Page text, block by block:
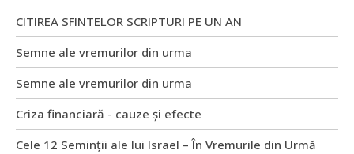
CITIREA SFINTELOR SCRIPTURI PE UN AN
Semne ale vremurilor din urma
Semne ale vremurilor din urma
Criza financiară - cauze și efecte
Cele 12 Seminții ale lui Israel – În Vremurile din Urmă